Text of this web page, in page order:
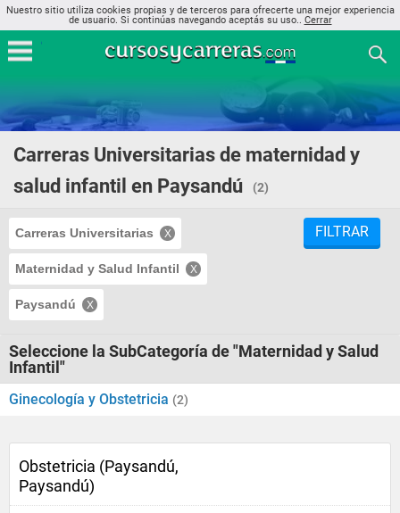
Nuestro sitio utiliza cookies propias y de terceros para ofrecerte una mejor experiencia
de usuario. Si continúas navegando aceptás su uso.. Cerrar
Carreras Universitarias de maternidad y
salud infantil en Paysandú
(2)
Carreras Universitarias
Maternidad y Salud Infantil
Paysandú
FILTRAR
Seleccione la SubCategoría de "Maternidad y Salud
Infantil"
Ginecología y Obstetricia (2)
Obstetricia (Paysandú,
Paysandú)